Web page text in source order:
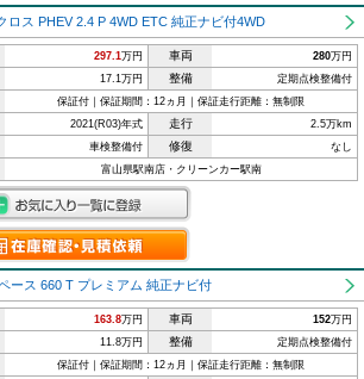
ロス PHEV 2.4 P 4WD ETC 純正ナビ付4WD
297.1万円 車両 280万円
17.1万円 整備 定期点検整備付
保証付｜保証期間：12ヵ月｜保証走行距離：無制限
2021(R03)年式 走行 2.5万km
車検整備付 修復 なし
富山県駅南店・クリーンカー駅南
ース 660 T プレミアム 純正ナビ付
163.8万円 車両 152万円
11.8万円 整備 定期点検整備付
保証付｜保証期間：12ヵ月｜保証走行距離：無制限